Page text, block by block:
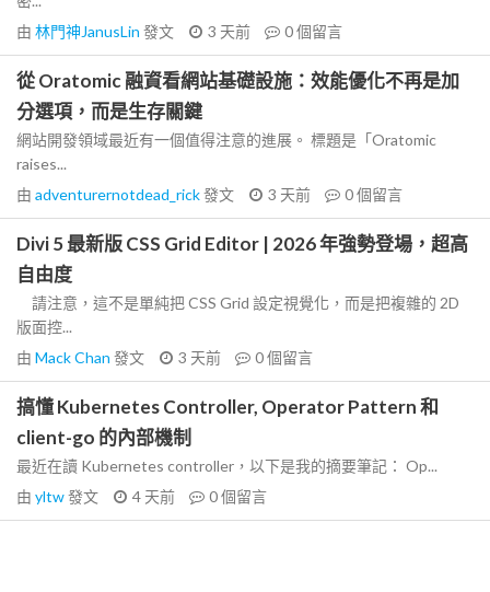
由 林門神JanusLin 發文 3 天前 0個留言
從 Oratomic 融資看網站基礎設施：效能優化不再是加
分選項，而是生存關鍵
網站開發領域最近有一個值得注意的進展。 標題是「Oratomic
raises...
由 adventurernotdead_rick發文 3 天前 0個留言
Divi 5 最新版 CSS Grid Editor | 2026 年強勢登場，超高
自由度
請注意，這不是單純把 CSS Grid 設定視覺化，而是把複雜的 2D
版面控...
由 Mack Chan 發文 3 天前 0個留言
搞懂 Kubernetes Controller, Operator Pattern 和
client-go 的內部機制
最近在讀 Kubernetes controller，以下是我的摘要筆記： Op...
由 yltw發文 4 天前 0個留言